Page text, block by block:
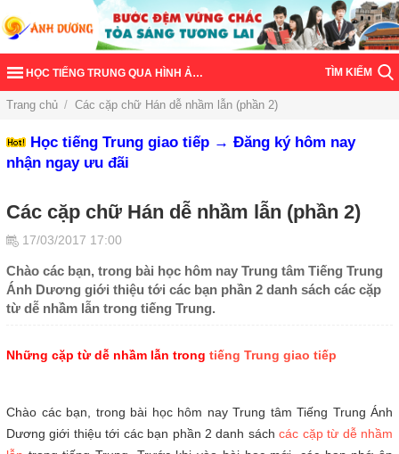
HỌC TIẾNG TRUNG QUA HÌNH ẢNH TÌM KIẾM
Trang chủ / Các cặp chữ Hán dễ nhầm lẫn (phần 2)
Học tiếng Trung giao tiếp → Đăng ký hôm nay
nhận ngay ưu đãi
Các cặp chữ Hán dễ nhầm lẫn (phần 2)
17/03/2017 17:00
Chào các bạn, trong bài học hôm nay Trung tâm Tiếng Trung
Ánh Dương giới thiệu tới các bạn phần 2 danh sách các cặp
từ dễ nhầm lẫn trong tiếng Trung.
Những cặp từ dễ nhầm lẫn trong tiếng Trung giao tiếp
Chào các bạn, trong bài học hôm nay Trung tâm Tiếng Trung Ánh
Dương giới thiệu tới các bạn phần 2 danh sáchcác cặp từ dễ nhầm